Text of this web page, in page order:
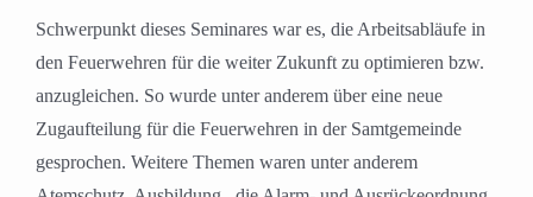
Schwerpunkt dieses Seminares war es, die Arbeitsabläufe in
den Feuerwehren für die weiter Zukunft zu optimieren bzw.
anzugleichen. So wurde unter anderem über eine neue
Zugaufteilung für die Feuerwehren in der Samtgemeinde
gesprochen. Weitere Themen waren unter anderem